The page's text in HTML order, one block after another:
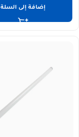
إضافة إلى السلة